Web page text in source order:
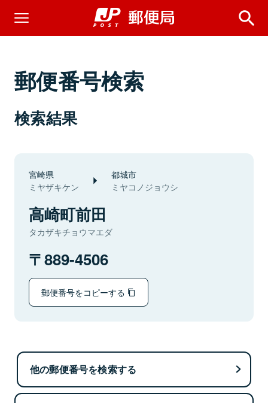
郵便番号検索
検索結果
宮崎県
ミヤザキケン
都城市
ミヤコノジョウシ
高崎町前田
タカザキチョウマエダ
889-4506
郵便番号をコピーする
他の郵便番号を検索する